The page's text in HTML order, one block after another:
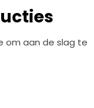
om aan de slag te